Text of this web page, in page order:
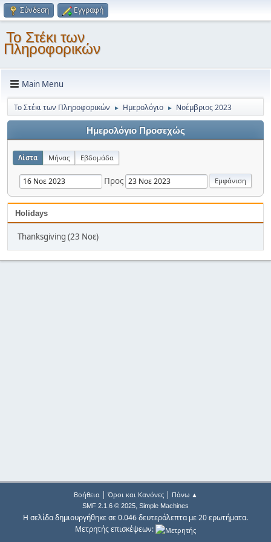
Σύνδεση Εγγραφή
Το Στέκι των
Πληροφορικών
Main Menu
Το Στέκι των Πληροφορικών ► Ημερολόγιο ► Νοέμβριος 2023
Ημερολόγιο Προσεχώς
Λίστα Μήνας Εβδομάδα
Προς
Holidays
Thanksgiving (23 Νοε)
Βοήθεια| Όροι και Κανόνες| Πάνω ▲
SMF 2.1.6 © 2025, Simple Machines
Η σελίδα δημιουργήθηκε σε 0.046 δευτερόλεπτα με 20 ερωτήματα.
Μετρητής επισκέψεων: